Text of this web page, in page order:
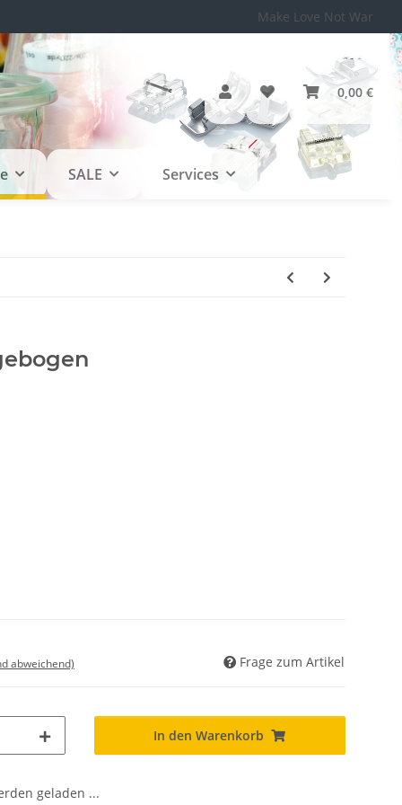
Make Love Not War
0,00 €
SALE Services
abweichend) Frage zum Artikel
In den Warenkorb
geladen ...